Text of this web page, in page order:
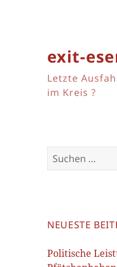
exit-
Letzte
im Kreis ?
Suchen
nach:
NEUESTE
Politische